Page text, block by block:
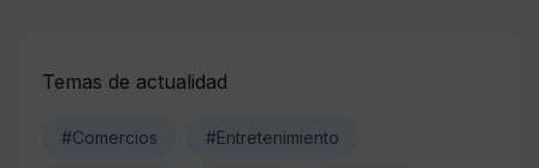
Temas de actualidad
#Comercios #Entretenimiento